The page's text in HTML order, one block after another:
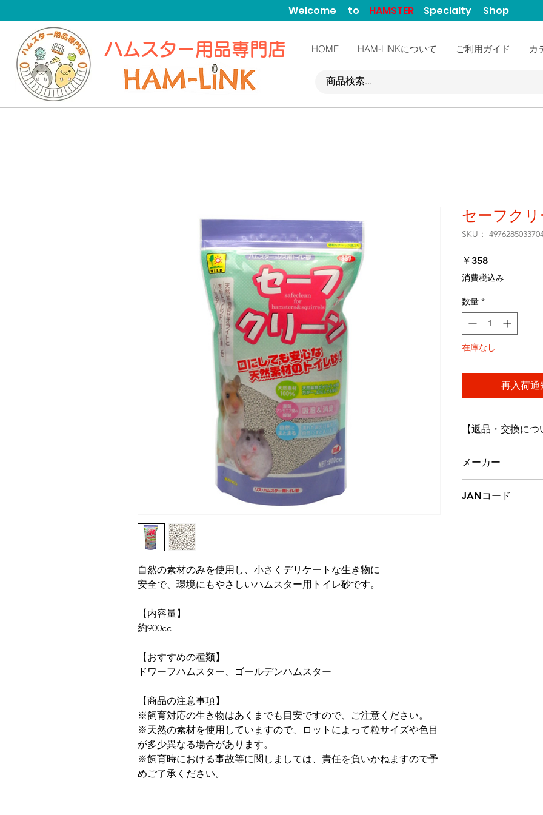
Welcome to HAMSTER Specialty Shop
​ハムスター用品専門店 HOME HAM-LiNKについて ご利用ガイド カ
自然の素材のみを使用し、小さくデリケートな生き物に
安全で、環境にもやさしいハムスター用トイレ砂です。
【内容量】
約900cc
【おすすめの種類】
ドワーフハムスター、ゴールデンハムスター
【商品の注意事項】
※飼育対応の生き物はあくまでも目安ですので、ご注意ください。
※天然の素材を使用していますので、ロットによって粒サイズや色目
が多少異なる場合があります。
※飼育時における事故等に関しましては、責任を負いかねますので予
めご了承ください。
セーフクリ
SKU：
￥358価
格
消費税込み
数量 *
在庫なし
再入荷通
【返品・交換につ
破損など御座いま
送料、手数料とも
す。
メーカー
JANコード